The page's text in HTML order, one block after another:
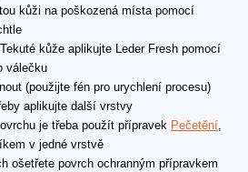
kůži na poškozená místa pomocí
kůže aplikujte Leder Fresh pomocí
válečku
(použijte fén pro urychlení procesu)
aplikujte další vrstvy
je třeba použít přípravek Pečetění,
v jedné vrstvě
ošetřete povrch ochranným přípravkem